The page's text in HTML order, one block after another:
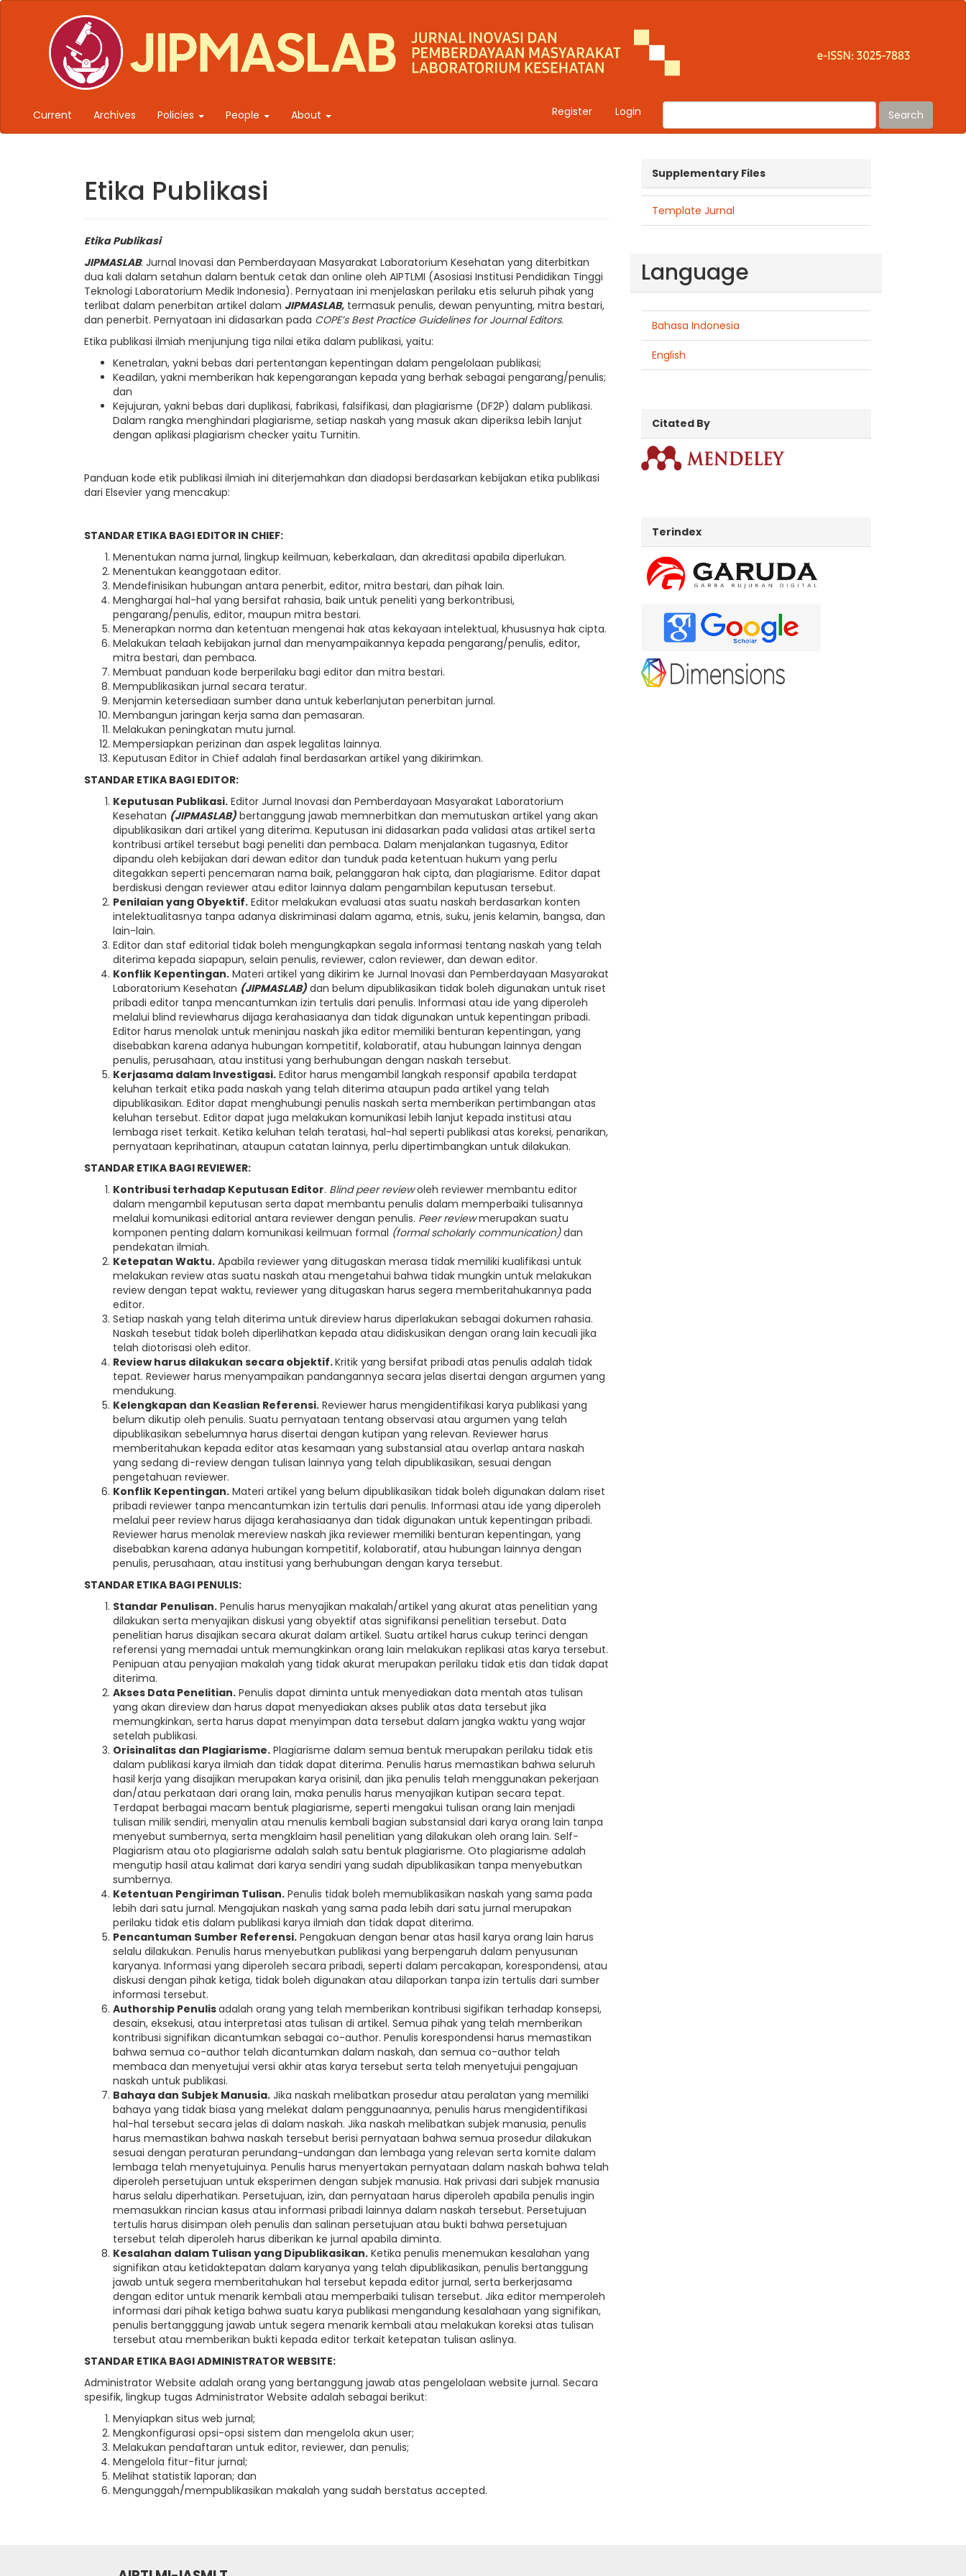
Quick jump to page content
Main Navigation
Main Content
Sidebar
Current Archives Policies People About Search
Register Login
Etika Publikasi
Etika Publikasi
JIPMASLAB: Jurnal Inovasi dan Pemberdayaan Masyarakat Laboratorium Kesehatan yang diterbitkan
dua kali dalam setahun dalam bentuk cetak dan online oleh AIPTLMI (Asosiasi Institusi Pendidikan Tinggi
Teknologi Laboratorium Medik Indonesia). Pernyataan ini menjelaskan perilaku etis seluruh pihak yang
terlibat dalam penerbitan artikel dalam JIPMASLAB, termasuk penulis, dewan penyunting, mitra bestari,
dan penerbit. Pernyataan ini didasarkan pada COPE’s Best Practice Guidelines for Journal Editors.
Etika publikasi ilmiah menjunjung tiga nilai etika dalam publikasi, yaitu:
Kenetralan, yakni bebas dari pertentangan kepentingan dalam pengelolaan publikasi;
Keadilan, yakni memberikan hak kepengarangan kepada yang berhak sebagai pengarang/penulis;
dan
Kejujuran, yakni bebas dari duplikasi, fabrikasi, falsifikasi, dan plagiarisme (DF2P) dalam publikasi.
Dalam rangka menghindari plagiarisme, setiap naskah yang masuk akan diperiksa lebih lanjut
dengan aplikasi plagiarism checker yaitu Turnitin.
Panduan kode etik publikasi ilmiah ini diterjemahkan dan diadopsi berdasarkan kebijakan etika publikasi
dari Elsevier yang mencakup:
STANDAR ETIKA BAGI EDITOR IN CHIEF:
Menentukan nama jurnal, lingkup keilmuan, keberkalaan, dan akreditasi apabila diperlukan.
Menentukan keanggotaan editor.
Mendefinisikan hubungan antara penerbit, editor, mitra bestari, dan pihak lain.
Menghargai hal-hal yang bersifat rahasia, baik untuk peneliti yang berkontribusi,
pengarang/penulis, editor, maupun mitra bestari.
Menerapkan norma dan ketentuan mengenai hak atas kekayaan intelektual, khususnya hak cipta.
Melakukan telaah kebijakan jurnal dan menyampaikannya kepada pengarang/penulis, editor,
mitra bestari, dan pembaca.
Membuat panduan kode berperilaku bagi editor dan mitra bestari.
Mempublikasikan jurnal secara teratur.
Menjamin ketersediaan sumber dana untuk keberlanjutan penerbitan jurnal.
Membangun jaringan kerja sama dan pemasaran.
Melakukan peningkatan mutu jurnal.
Mempersiapkan perizinan dan aspek legalitas lainnya.
Keputusan Editor in Chief adalah final berdasarkan artikel yang dikirimkan.
STANDAR ETIKA BAGI EDITOR:
Keputusan Publikasi. Editor Jurnal Inovasi dan Pemberdayaan Masyarakat Laboratorium
Kesehatan (JIPMASLAB) bertanggung jawab memnerbitkan dan memutuskan artikel yang akan
dipublikasikan dari artikel yang diterima. Keputusan ini didasarkan pada validasi atas artikel serta
kontribusi artikel tersebut bagi peneliti dan pembaca. Dalam menjalankan tugasnya, Editor
dipandu oleh kebijakan dari dewan editor dan tunduk pada ketentuan hukum yang perlu
ditegakkan seperti pencemaran nama baik, pelanggaran hak cipta, dan plagiarisme. Editor dapat
berdiskusi dengan reviewer atau editor lainnya dalam pengambilan keputusan tersebut.
Penilaian yang Obyektif. Editor melakukan evaluasi atas suatu naskah berdasarkan konten
intelektualitasnya tanpa adanya diskriminasi dalam agama, etnis, suku, jenis kelamin, bangsa, dan
lain-lain.
Editor dan staf editorial tidak boleh mengungkapkan segala informasi tentang naskah yang telah
diterima kepada siapapun, selain penulis, reviewer, calon reviewer, dan dewan editor.
Konflik Kepentingan. Materi artikel yang dikirim ke Jurnal Inovasi dan Pemberdayaan Masyarakat
Laboratorium Kesehatan (JIPMASLAB) dan belum dipublikasikan tidak boleh digunakan untuk riset
pribadi editor tanpa mencantumkan izin tertulis dari penulis. Informasi atau ide yang diperoleh
melalui blind reviewharus dijaga kerahasiaanya dan tidak digunakan untuk kepentingan pribadi.
Editor harus menolak untuk meninjau naskah jika editor memiliki benturan kepentingan, yang
disebabkan karena adanya hubungan kompetitif, kolaboratif, atau hubungan lainnya dengan
penulis, perusahaan, atau institusi yang berhubungan dengan naskah tersebut.
Kerjasama dalam Investigasi. Editor harus mengambil langkah responsif apabila terdapat
keluhan terkait etika pada naskah yang telah diterima ataupun pada artikel yang telah
dipublikasikan. Editor dapat menghubungi penulis naskah serta memberikan pertimbangan atas
keluhan tersebut. Editor dapat juga melakukan komunikasi lebih lanjut kepada institusi atau
lembaga riset terkait. Ketika keluhan telah teratasi, hal-hal seperti publikasi atas koreksi, penarikan,
pernyataan keprihatinan, ataupun catatan lainnya, perlu dipertimbangkan untuk dilakukan.
STANDAR ETIKA BAGI REVIEWER:
Kontribusi terhadap Keputusan Editor. Blind peer reviewoleh reviewer membantu editor
dalam mengambil keputusan serta dapat membantu penulis dalam memperbaiki tulisannya
melalui komunikasi editorial antara reviewer dengan penulis. Peer reviewmerupakan suatu
komponen penting dalam komunikasi keilmuan formal (formal scholarly communication)dan
pendekatan ilmiah.
Ketepatan Waktu. Apabila reviewer yang ditugaskan merasa tidak memiliki kualifikasi untuk
melakukan review atas suatu naskah atau mengetahui bahwa tidak mungkin untuk melakukan
review dengan tepat waktu, reviewer yang ditugaskan harus segera memberitahukannya pada
editor.
Setiap naskah yang telah diterima untuk direview harus diperlakukan sebagai dokumen rahasia.
Naskah tesebut tidak boleh diperlihatkan kepada atau didiskusikan dengan orang lain kecuali jika
telah diotorisasi oleh editor.
Review harus dilakukan secara objektif.Kritik yang bersifat pribadi atas penulis adalah tidak
tepat. Reviewer harus menyampaikan pandangannya secara jelas disertai dengan argumen yang
mendukung.
Kelengkapan dan Keaslian Referensi. Reviewer harus mengidentifikasi karya publikasi yang
belum dikutip oleh penulis. Suatu pernyataan tentang observasi atau argumen yang telah
dipublikasikan sebelumnya harus disertai dengan kutipan yang relevan. Reviewer harus
memberitahukan kepada editor atas kesamaan yang substansial atau overlap antara naskah
yang sedang di-review dengan tulisan lainnya yang telah dipublikasikan, sesuai dengan
pengetahuan reviewer.
Konflik Kepentingan. Materi artikel yang belum dipublikasikan tidak boleh digunakan dalam riset
pribadi reviewer tanpa mencantumkan izin tertulis dari penulis. Informasi atau ide yang diperoleh
melalui peer review harus dijaga kerahasiaanya dan tidak digunakan untuk kepentingan pribadi.
Reviewer harus menolak mereview naskah jika reviewer memiliki benturan kepentingan, yang
disebabkan karena adanya hubungan kompetitif, kolaboratif, atau hubungan lainnya dengan
penulis, perusahaan, atau institusi yang berhubungan dengan karya tersebut.
STANDAR ETIKA BAGI PENULIS:
Standar Penulisan. Penulis harus menyajikan makalah/artikel yang akurat atas penelitian yang
dilakukan serta menyajikan diskusi yang obyektif atas signifikansi penelitian tersebut. Data
penelitian harus disajikan secara akurat dalam artikel. Suatu artikel harus cukup terinci dengan
referensi yang memadai untuk memungkinkan orang lain melakukan replikasi atas karya tersebut.
Penipuan atau penyajian makalah yang tidak akurat merupakan perilaku tidak etis dan tidak dapat
diterima.
Akses Data Penelitian. Penulis dapat diminta untuk menyediakan data mentah atas tulisan
yang akan direview dan harus dapat menyediakan akses publik atas data tersebut jika
memungkinkan, serta harus dapat menyimpan data tersebut dalam jangka waktu yang wajar
setelah publikasi.
Orisinalitas dan Plagiarisme. Plagiarisme dalam semua bentuk merupakan perilaku tidak etis
dalam publikasi karya ilmiah dan tidak dapat diterima. Penulis harus memastikan bahwa seluruh
hasil kerja yang disajikan merupakan karya orisinil, dan jika penulis telah menggunakan pekerjaan
dan/atau perkataan dari orang lain, maka penulis harus menyajikan kutipan secara tepat.
Terdapat berbagai macam bentuk plagiarisme, seperti mengakui tulisan orang lain menjadi
tulisan milik sendiri, menyalin atau menulis kembali bagian substansial dari karya orang lain tanpa
menyebut sumbernya, serta mengklaim hasil penelitian yang dilakukan oleh orang lain. Self-
Plagiarism atau oto plagiarisme adalah salah satu bentuk plagiarisme. Oto plagiarisme adalah
mengutip hasil atau kalimat dari karya sendiri yang sudah dipublikasikan tanpa menyebutkan
sumbernya.
Ketentuan Pengiriman Tulisan. Penulis tidak boleh memublikasikan naskah yang sama pada
lebih dari satu jurnal. Mengajukan naskah yang sama pada lebih dari satu jurnal merupakan
perilaku tidak etis dalam publikasi karya ilmiah dan tidak dapat diterima.
Pencantuman Sumber Referensi. Pengakuan dengan benar atas hasil karya orang lain harus
selalu dilakukan. Penulis harus menyebutkan publikasi yang berpengaruh dalam penyusunan
karyanya. Informasi yang diperoleh secara pribadi, seperti dalam percakapan, korespondensi, atau
diskusi dengan pihak ketiga, tidak boleh digunakan atau dilaporkan tanpa izin tertulis dari sumber
informasi tersebut.
Authorship Penulisadalah orang yang telah memberikan kontribusi sigifikan terhadap konsepsi,
desain, eksekusi, atau interpretasi atas tulisan di artikel. Semua pihak yang telah memberikan
kontribusi signifikan dicantumkan sebagai co-author. Penulis korespondensi harus memastikan
bahwa semua co-author telah dicantumkan dalam naskah, dan semua co-author telah
membaca dan menyetujui versi akhir atas karya tersebut serta telah menyetujui pengajuan
naskah untuk publikasi.
Bahaya dan Subjek Manusia. Jika naskah melibatkan prosedur atau peralatan yang memiliki
bahaya yang tidak biasa yang melekat dalam penggunaannya, penulis harus mengidentifikasi
hal-hal tersebut secara jelas di dalam naskah. Jika naskah melibatkan subjek manusia, penulis
harus memastikan bahwa naskah tersebut berisi pernyataan bahwa semua prosedur dilakukan
sesuai dengan peraturan perundang-undangan dan lembaga yang relevan serta komite dalam
lembaga telah menyetujuinya. Penulis harus menyertakan pernyataan dalam naskah bahwa telah
diperoleh persetujuan untuk eksperimen dengan subjek manusia. Hak privasi dari subjek manusia
harus selalu diperhatikan. Persetujuan, izin, dan pernyataan harus diperoleh apabila penulis ingin
memasukkan rincian kasus atau informasi pribadi lainnya dalam naskah tersebut. Persetujuan
tertulis harus disimpan oleh penulis dan salinan persetujuan atau bukti bahwa persetujuan
tersebut telah diperoleh harus diberikan ke jurnal apabila diminta.
Kesalahan dalam Tulisan yang Dipublikasikan. Ketika penulis menemukan kesalahan yang
signifikan atau ketidaktepatan dalam karyanya yang telah dipublikasikan, penulis bertanggung
jawab untuk segera memberitahukan hal tersebut kepada editor jurnal, serta berkerjasama
dengan editor untuk menarik kembali atau memperbaiki tulisan tersebut. Jika editor memperoleh
informasi dari pihak ketiga bahwa suatu karya publikasi mengandung kesalahaan yang signifikan,
penulis bertangggung jawab untuk segera menarik kembali atau melakukan koreksi atas tulisan
tersebut atau memberikan bukti kepada editor terkait ketepatan tulisan aslinya.
STANDAR ETIKA BAGI ADMINISTRATOR WEBSITE:
Administrator Website adalah orang yang bertanggung jawab atas pengelolaan website jurnal. Secara
spesifik, lingkup tugas Administrator Website adalah sebagai berikut:
Menyiapkan situs web jurnal;
Mengkonfigurasi opsi-opsi sistem dan mengelola akun user;
Melakukan pendaftaran untuk editor, reviewer, dan penulis;
Mengelola fitur-fitur jurnal;
Melihat statistik laporan; dan
Mengunggah/mempublikasikan makalah yang sudah berstatus accepted.
suplementaryfiles
Supplementary Files
Template Jurnal
Language
Bahasa Indonesia
English
citatedby
Citated By
indexed
Terindex